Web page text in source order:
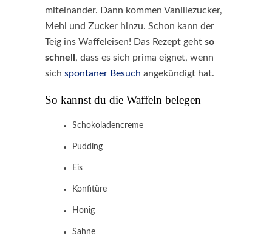
miteinander. Dann kommen Vanillezucker,
Mehl und Zucker hinzu. Schon kann der
Teig ins Waffeleisen! Das Rezept geht so
schnell , dass es sich prima eignet, wenn
sich spontaner Besuch angekündigt hat.
So kannst du die Waffeln belegen
Schokoladencreme
Pudding
Eis
Konfitüre
Honig
Sahne